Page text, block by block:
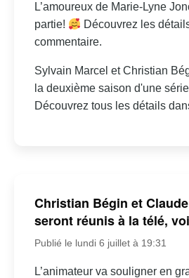
L’amoureux de Marie-Lyne
partie!
Découvrez les
commentaire.
Sylvain Marcel et Christian
la deuxième saison d'une
Découvrez tous les détails
Christian Bégin et
seront réunis à la télé,
Publié le lundi 6 juillet à 19:31
L’animateur va souligner en